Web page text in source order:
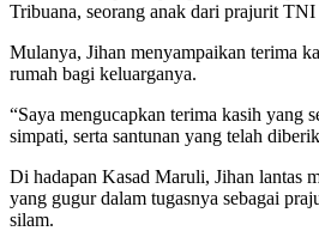
Tribuana, seorang anak dari prajurit
Mulanya, Jihan menyampaikan terima
rumah bagi keluarganya.
“Saya mengucapkan terima kasih yang
simpati, serta santunan yang telah
Di hadapan Kasad Maruli, Jihan lantas
yang gugur dalam tugasnya sebagai
silam.